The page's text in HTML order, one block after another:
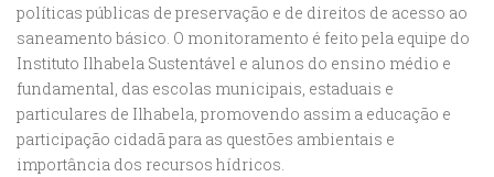
políticas públicas de preservação e de direitos de acesso ao
saneamento básico. O monitoramento é feito pela equipe do
Instituto Ilhabela Sustentável e alunos do ensino médio e
fundamental, das escolas municipais, estaduais e
particulares de Ilhabela, promovendo assim a educação e
participação cidadã para as questões ambientais e
importância dos recursos hídricos.